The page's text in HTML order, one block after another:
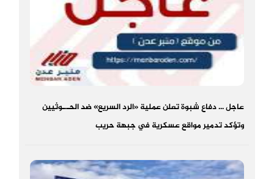
عاجل ... دفاع شبوة تعلن عملية «الرد السريع» ضد الحـ.ـوثيين
وتؤكد تدمير مواقع عسكرية في جبهة حريب